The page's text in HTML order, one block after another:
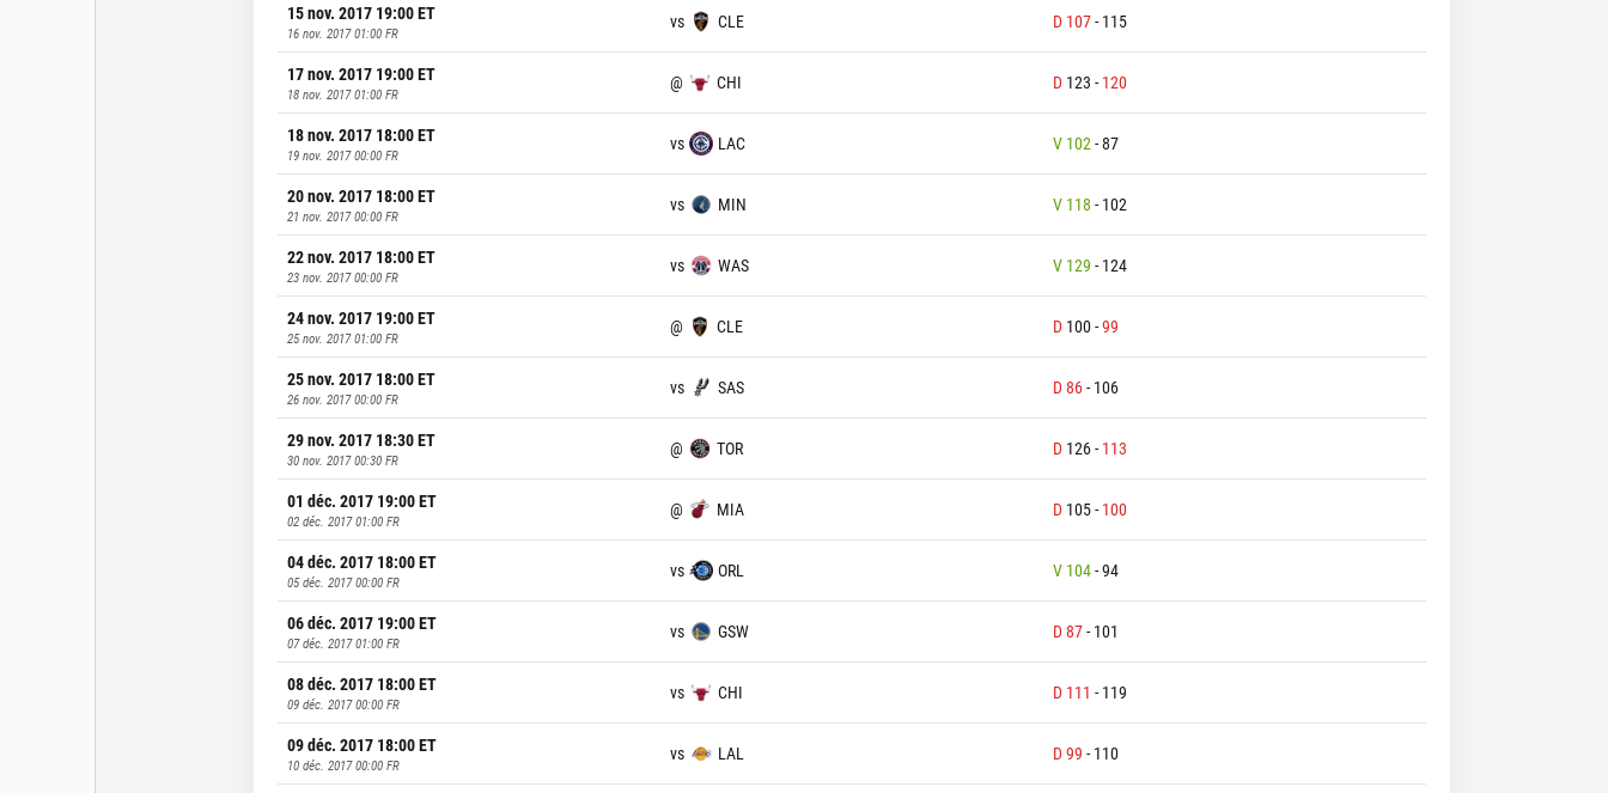
15 nov. 2017 19:00ET
16 nov. 2017 01:00 FR
vs CLE D 107- 115
17 nov. 2017 19:00ET
18 nov. 2017 01:00 FR
@ CHI D 123 - 120
18 nov. 2017 18:00ET
19 nov. 2017 00:00 FR
vs LAC V 102-87
20 nov. 2017 18:00ET
21 nov. 2017 00:00 FR
vs MIN V 118 - 102
22 nov. 2017 18:00ET
23 nov. 2017 00:00 FR
vs WAS V 129 - 124
24 nov. 2017 19:00ET
25 nov. 2017 01:00 FR
@ CLE D 100-99
25 nov. 2017 18:00ET
26 nov. 2017 00:00 FR
vs SAS D 86- 106
29 nov. 2017 18:30ET
30 nov. 2017 00:30 FR
@ TOR D 126- 113
01 déc. 2017 19:00ET
02 déc. 2017 01:00 FR
@ MIA D 105- 100
04 déc. 2017 18:00ET
05 déc. 2017 00:00 FR
vs ORL V 104-94
06 déc. 2017 19:00ET
07 déc. 2017 01:00 FR
vs GSW D 87- 101
08 déc. 2017 18:00ET
09 déc. 2017 00:00 FR
vs CHI D 111 - 119
09 déc. 2017 18:00ET
10 déc. 2017 00:00 FR
vs LAL D 99 - 110